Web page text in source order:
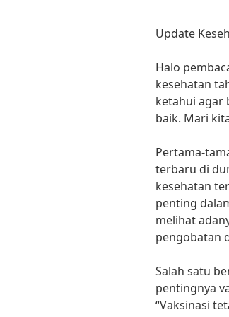
Update
Halo
kesehatan
ketahui agar
baik. Mari
Pertama-
terbaru di
kesehatan
penting
melihat
pengobatan
Salah satu
pentingnya
“Vaksinasi